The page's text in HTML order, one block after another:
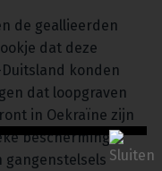
de geallieerden
dat deze
konden
dat loopgraven
in Oekraïne zijn
bescherming
gangenstelsels